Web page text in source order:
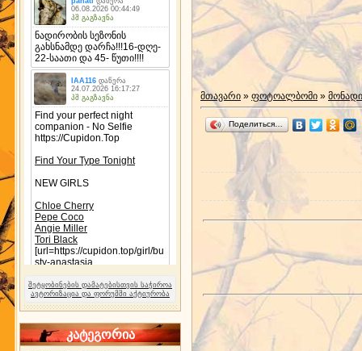
შეტყობინების დამატებისთვის საჭიროა
ავტორიზაცია და ფორუმში აქტიურობა
კატეგორია
მთავარი » ფოტოალბომი »
Поделиться…